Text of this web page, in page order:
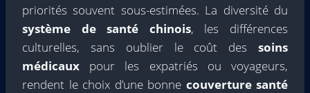
priorités souvent sous-estimées. La diversité du
système de santé chinois, les différences
culturelles, sans oublier le coût des soins
médicaux pour les expatriés ou voyageurs,
rendent le choix d’une bonne couverture santé